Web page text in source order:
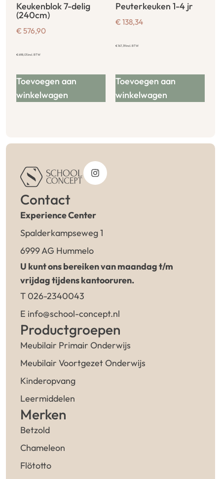
Keukenblok 7-delig
(240cm)
€ 576,90
€698,05incl. BTW
Toevoegen aan
winkelwagen
Peuterkeuken 1-4 jr
€ 138,34
€167,39incl. BTW
Toevoegen aan
winkelwagen
Contact
Experience Center
Spalderkampseweg 1
6999 AG Hummelo
U kunt ons bereiken van maandag t/m
vrijdag tijdens kantooruren.
T 026-2340043
E info@school-concept.nl
Productgroepen
Meubilair Primair Onderwijs
Meubilair Voortgezet Onderwijs
Kinderopvang
Leermiddelen
Merken
Betzold
Chameleon
Flötotto